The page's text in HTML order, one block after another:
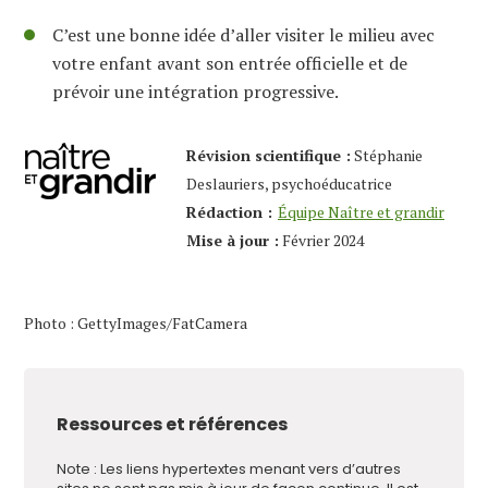
C’est une bonne idée d’aller visiter le milieu avec
votre enfant avant son entrée officielle et de
prévoir une intégration progressive.
Révision scientifique : Stéphanie
Deslauriers, psychoéducatrice
Rédaction : Équipe Naître et grandir
Mise à jour : Février 2024
Photo : GettyImages/FatCamera
Ressources et références
Note : Les liens hypertextes menant vers d’autres